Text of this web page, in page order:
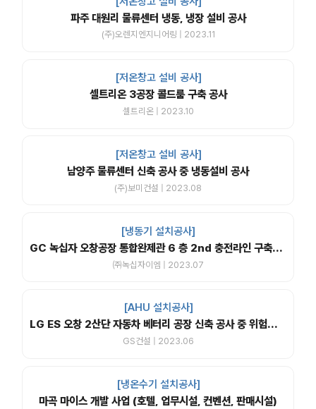
파주 대원리 물류센터 냉동, 냉장 설비 공사
(주)오렌지엔지니어링 | 2023.11
[저온창고 설비 공사]
셀트리온 3공장 콜드룸 구축 공사
셀트리온 | 2023.10
[저온창고 설비 공사]
남양주 물류센터 신축 공사 중 냉동설비 공사
(주)보미건설 | 2023.08
[냉동기 설치공사]
GC 녹십자 오창공장 통합완제관 6 층 2nd 충전라인 구축공사
㈜녹십자이엠 | 2023.07
[AHU 설치공사]
LG ES 오창 2산단 자동차 베터리 공장 신축 공사 중 위험물 창고 구축 공사
GS건설 | 2023.06
[냉온수기 설치공사]
마곡 마이스 개발 사업 (호텔, 업무시설, 컨벤션, 판매시설)